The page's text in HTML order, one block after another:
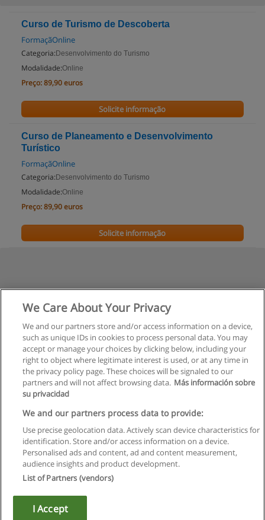
Curso de Turismo de Descoberta
FormaçãOnline
Categoria: Desenvolvimento do Turismo
Modalidade:Online
Preço:89,90 euros
Solicite informação
Curso de Planeamento e Desenvolvimento
Turístico
FormaçãOnline
Categoria: Desenvolvimento do Turismo
Modalidade:Online
Preço:89,90 euros
Solicite informação
Regras de uso
Privacidade de dados
Copyright © Educaedu Business S.L. - CIF : B-95610580: -
We Care About Your Privacy
We and our partners store and/or access information on a device,
such as unique IDs in cookies to process personal data. You may
accept or manage your choices by clicking below, including your
right to object where legitimate interest is used, or at any time in
the privacy policy page. These choices will be signaled to our
partners and will not affect browsing data. Más información sobre
su privacidad
We and our partners process data to provide:
Use precise geolocation data. Actively scan device characteristics for
identification. Store and/or access information on a device.
Personalised ads and content, ad and content measurement,
audience insights and product development.
List of Partners (vendors)
I Accept